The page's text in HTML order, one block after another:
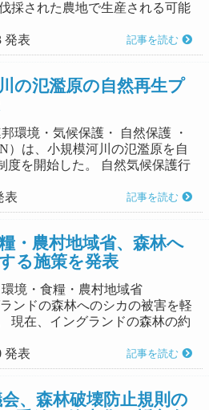
採された農地で生産される可能
発表
記事を読む
の氾濫原の自然再生プ
邦環境・気候保護・ 自然保護 ・
）は、小規模河川の氾濫原を自
度を開始した。 自然気候保護行
表
記事を読む
・農村地域省、森林へ
る施策を発表
環境・食糧・農村地域省
ンドの森林へのシカの被害を軽
現在、イングランドの森林の約
発表
記事を読む
、森林破壊防止規則の